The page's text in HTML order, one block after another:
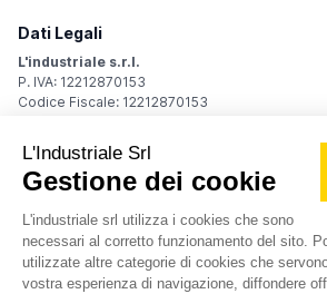
Dati Legali
L'industriale s.r.l.
P. IVA: 12212870153
Codice Fiscale: 12212870153
Sede Legale
Via Carlo Dolci, 32
20148 Milano (MI)
Italy
Registro Imprese
Iscrizione R.I.: 12212870153